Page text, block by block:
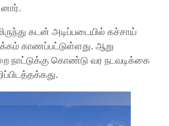
கடன் அடிப்படையில் கச்சாய்
காணப்பட்டுள்ளது. ஆறு
நாட்டுக்கு கொண்டு வர நடவடிக்கை